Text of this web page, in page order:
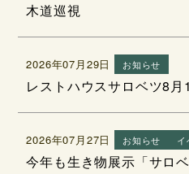
木道巡視
2026年07月29日 お知らせ
レストハウスサロベツ8月
2026年07月27日 お知らせ イ
今年も生き物展示「サロ